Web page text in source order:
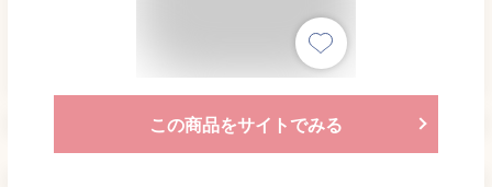
この商品をサイトでみる